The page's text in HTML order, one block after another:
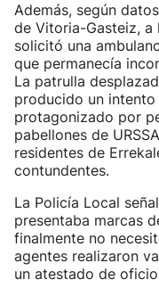
Además, según
de Vitoria-Gasteiz, a
solicitó una
que permanecía
La patrulla
producido un
protagonizado por
pabellones de
residentes de
contundentes.
La Policía Local
presentaba marcas
finalmente no
agentes realizaron
un atestado de